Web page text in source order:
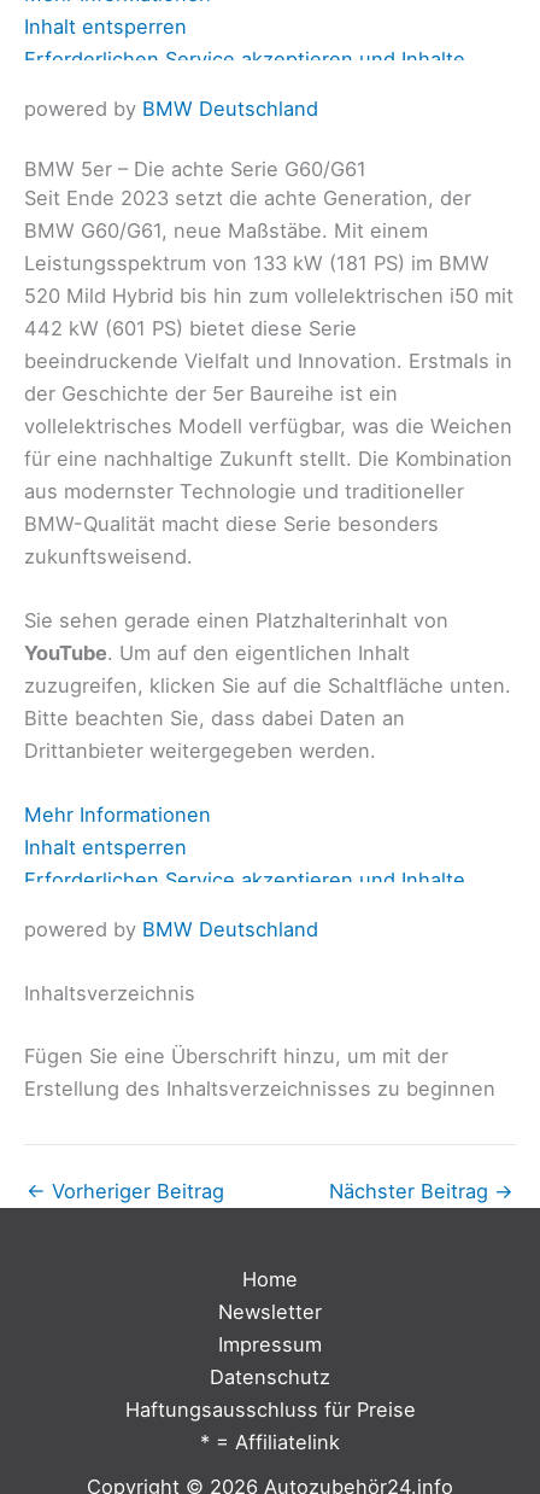
Inhalt entsperren
Erforderlichen Service akzeptieren und Inhalte
powered by BMW Deutschland
BMW 5er – Die achte Serie G60/G61
Seit Ende 2023 setzt die achte Generation, der
BMW G60/G61, neue Maßstäbe. Mit einem
Leistungsspektrum von 133 kW (181 PS) im BMW
520 Mild Hybrid bis hin zum vollelektrischen i50 mit
442 kW (601 PS) bietet diese Serie
beeindruckende Vielfalt und Innovation. Erstmals in
der Geschichte der 5er Baureihe ist ein
vollelektrisches Modell verfügbar, was die Weichen
für eine nachhaltige Zukunft stellt. Die Kombination
aus modernster Technologie und traditioneller
BMW-Qualität macht diese Serie besonders
zukunftsweisend.
Sie sehen gerade einen Platzhalterinhalt von
YouTube. Um auf den eigentlichen Inhalt
zuzugreifen, klicken Sie auf die Schaltfläche unten.
Bitte beachten Sie, dass dabei Daten an
Drittanbieter weitergegeben werden.
Mehr Informationen
Inhalt entsperren
Erforderlichen Service akzeptieren und Inhalte
powered by BMW Deutschland
Inhaltsverzeichnis
Fügen Sie eine Überschrift hinzu, um mit der
Erstellung des Inhaltsverzeichnisses zu beginnen
← Vorheriger Beitrag Nächster Beitrag →
Home
Newsletter
Impressum
Datenschutz
Haftungsausschluss für Preise
* = Affiliatelink
Copyright © 2026 Autozubehör24.info